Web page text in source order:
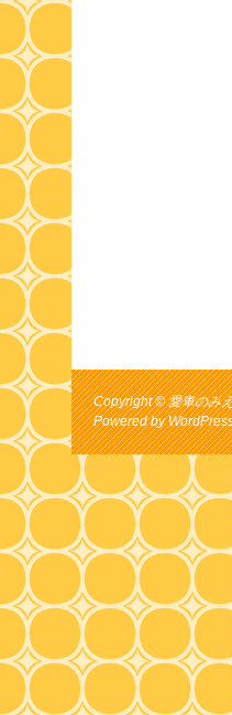
Copyright © 愛車のみ
Powered by